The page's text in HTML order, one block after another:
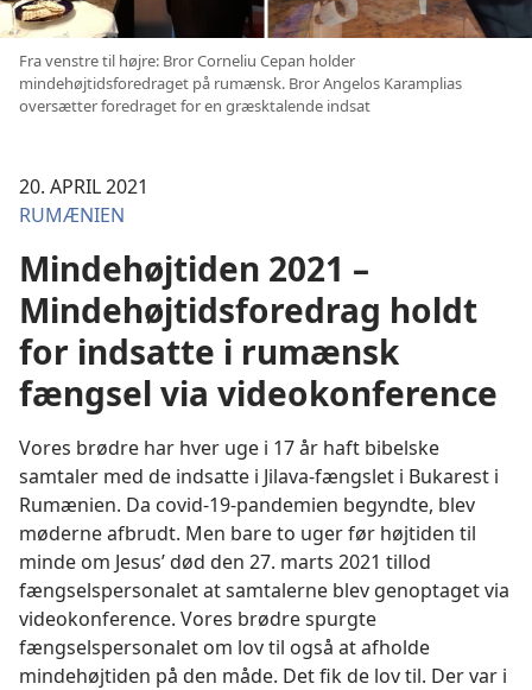
Fra venstre til højre: Bror Corneliu Cepan holder
mindehøjtidsforedraget på rumænsk. Bror Angelos Karamplias
oversætter foredraget for en græsktalende indsat
20. APRIL 2021
RUMÆNIEN
Mindehøjtiden 2021 –
Mindehøjtidsforedrag holdt
for indsatte i rumænsk
fængsel via videokonference
Vores brødre har hver uge i 17 år haft bibelske
samtaler med de indsatte i Jilava-fængslet i Bukarest i
Rumænien. Da covid-19-pandemien begyndte, blev
møderne afbrudt. Men bare to uger før højtiden til
minde om Jesus’ død den 27. marts 2021 tillod
fængselspersonalet at samtalerne blev genoptaget via
videokonference. Vores brødre spurgte
fængselspersonalet om lov til også at afholde
mindehøjtiden på den måde. Det fik de lov til. Der var i